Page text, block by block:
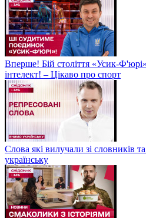
Вперше! Бій століття «Усик-
інтелект! – Цікаво про спорт
Слова які вилучали зі словників
українську